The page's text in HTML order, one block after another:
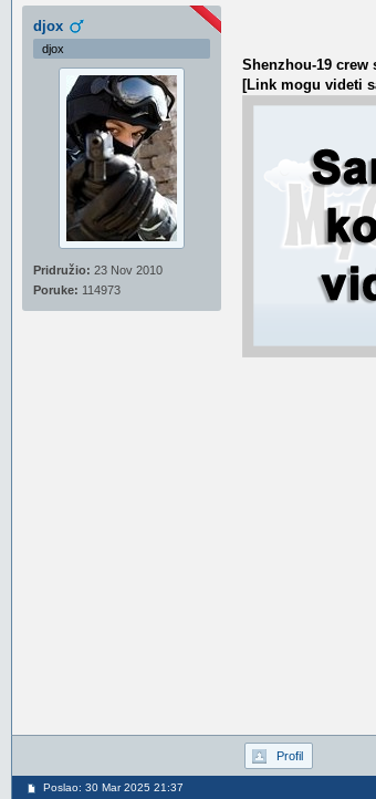
djox
djox
Pridružio: 23 Nov 2010
Poruke: 114973
Shenzhou-19
[Link mogu videti
Profil
Poslao: 30 Mar 2025 21:37